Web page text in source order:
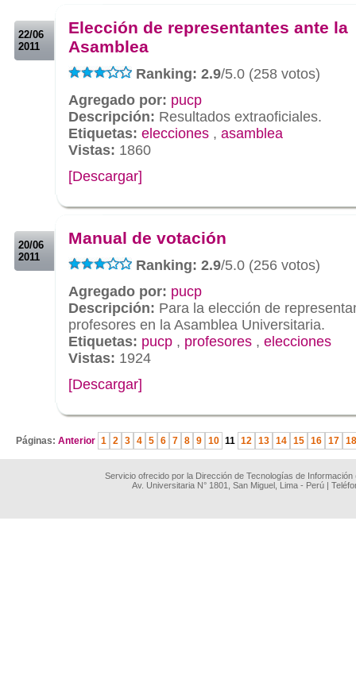
22/06
2011
Elección de representantes ante la
Asamblea
Ranking: 2.9/5.0 (258 votos)
Agregado por: pucp
Descripción: Resultados extraoficiales.
Etiquetas: elecciones , asamblea
Vistas: 1860
[Descargar]
20/06
2011
Manual de votación
Ranking: 2.9/5.0 (256 votos)
Agregado por: pucp
Descripción: Para la elección de
profesores en la Asamblea Universitaria.
Etiquetas: pucp , profesores , elecciones
Vistas: 1924
[Descargar]
Páginas: Anterior 1 2 3 4 5 6 7 8 9 10 11 12 13 14 15 16 17 18
Servicio ofrecido por la Dirección de Tecnologías de
Av. Universitaria N° 1801, San Miguel, Lima - Perú |